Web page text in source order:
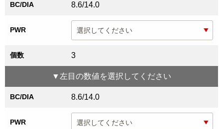
BC/DIA 8.6/14.0
PWR
個数 3
▼ 左目 の数値を選択してください
BC/DIA 8.6/14.0
PWR